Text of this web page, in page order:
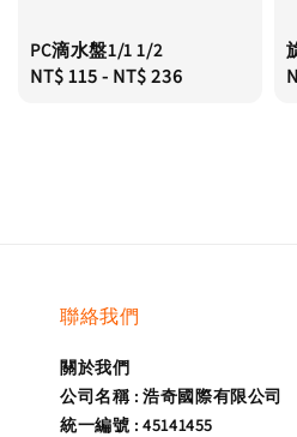
PC滴水盤1/1 1/2
Regular
NT$ 115- NT$ 236
聯絡我們
關於我們
公司名稱 : 浩奇國際有限公司
統一編號 : 45141455